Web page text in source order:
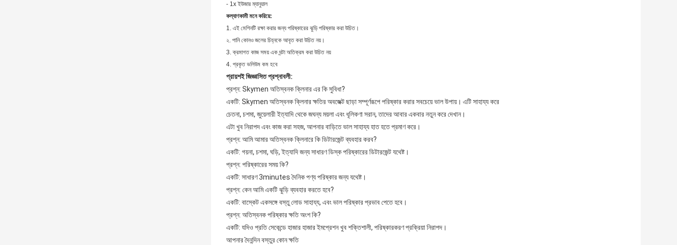
- 1x ইউজার ম্যানুয়াল
কল্যাণকামী মনে করিয়ে:
1. এই মেশিনটি রক্ষা করার জন্য পরিষ্কারের ঝুড়ি পরিষ্কার করা উচিত।
২. পানি কোনও জলের চিহ্নকে আবৃত করা উচিত নয়।
3. ক্রমাগত কাজ সময় এক ঘন্টা অতিক্রম করা উচিত নয়
4. প্রকৃত ভলিউম কম হবে
প্রায়শই জিজ্ঞাসিত প্রশ্নাবলী:
প্রশ্ন: Skymen অতিস্বনক ক্লিনার এর কি সুবিধা?
একটি: Skymen অতিস্বনক ক্লিনার ক্ষতির অবজেক্ট ছাড়া সম্পূর্ণরূপে পরিষ্কার করার সবচেয়ে ভাল উপায়। এটি সাহায্য করে
চেতনা, চশমা, জুয়েলারী ইত্যাদি থেকে জঘন্য ময়লা এবং ধূলিকণা সরান, তাদের আবার একবার নতুন করে দেখান।
এটা খুব নিরাপদ এবং কাজ করা সহজ, আপনার বাড়িতে ভাল সাহায্য হাত হতে প্রমাণ করে।
প্রশ্ন: আমি আমার অতিস্বনক ক্লিনারে কি ডিটারজেন্ট ব্যবহার করব?
একটি: গয়না, চশমা, ঘড়ি, ইত্যাদি জন্য সাধারণ ডিস্ক পরিষ্কারের ডিটারজেন্ট যথেষ্ট।
প্রশ্ন: পরিষ্কারের সময় কি?
একটি: সাধারণ 3minutes দৈনিক পণ্য পরিষ্কার জন্য যথেষ্ট।
প্রশ্ন: কেন আমি একটি ঝুড়ি ব্যবহার করতে হবে?
একটি: বাস্কেট একসঙ্গে বস্তু লোড সাহায্য, এবং ভাল পরিষ্কার প্রভাব পেতে হবে।
প্রশ্ন: অতিস্বনক পরিষ্কার ক্ষতি অংশ কি?
একটি: যদিও প্রতি সেকেন্ডে হাজার হাজার ইমপ্রেশন খুব শক্তিশালী, পরিষ্কারকরণ প্রক্রিয়া নিরাপদ।
আপনার দৈনন্দিন বস্তুর কোন ক্ষতি